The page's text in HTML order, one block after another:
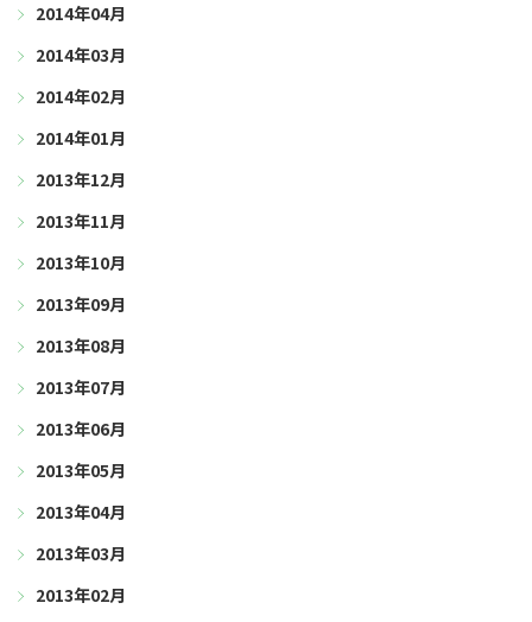
2014年04月
2014年03月
2014年02月
2014年01月
2013年12月
2013年11月
2013年10月
2013年09月
2013年08月
2013年07月
2013年06月
2013年05月
2013年04月
2013年03月
2013年02月